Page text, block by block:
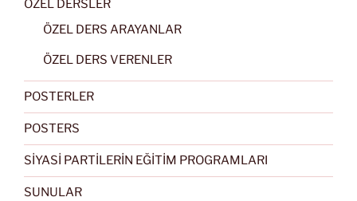
ÖZEL DERSLER
ÖZEL DERS ARAYANLAR
ÖZEL DERS VERENLER
POSTERLER
POSTERS
SİYASİ PARTİLERİN EĞİTİM PROGRAMLARI
SUNULAR